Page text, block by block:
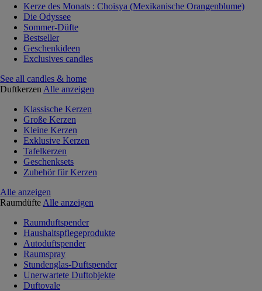
Kerze des Monats : Choisya (Mexikanische Orangenblume)
Die Odyssee
Sommer-Düfte
Bestseller
Geschenkideen
Exclusives candles
See all candles & home
Duftkerzen Alle anzeigen
Klassische Kerzen
Große Kerzen
Kleine Kerzen
Exklusive Kerzen
Tafelkerzen
Geschenksets
Zubehör für Kerzen
Alle anzeigen
Raumdüfte Alle anzeigen
Raumduftspender
Haushaltspflegeprodukte
Autoduftspender
Raumspray
Stundenglas-Duftspender
Unerwartete Duftobjekte
Duftovale